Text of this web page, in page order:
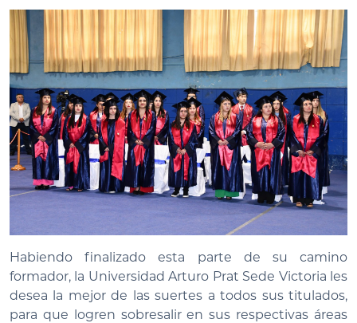
Habiendo finalizado esta parte de su camino
formador, la Universidad Arturo Prat Sede Victoria les
desea la mejor de las suertes a todos sus titulados,
para que logren sobresalir en sus respectivas áreas